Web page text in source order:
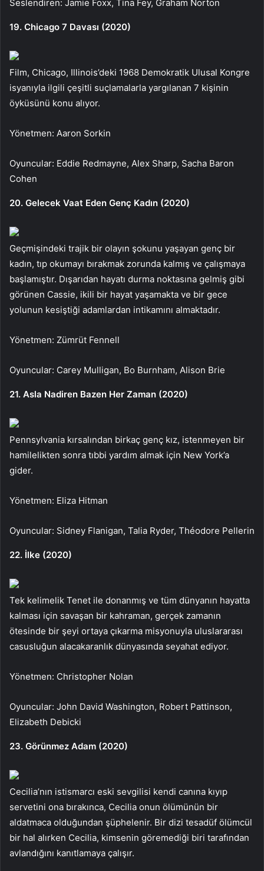
Seslendiren: Jamie Foxx, Tina Fey, Graham Norton
19. Chicago 7 Davası (2020)
Film, Chicago, Illinois’deki 1968 Demokratik Ulusal Kongre
isyanıyla ilgili çeşitli suçlamalarla yargılanan 7 kişinin
öyküsünü konu alıyor.
Yönetmen: Aaron Sorkin
Oyuncular: Eddie Redmayne, Alex Sharp, Sacha Baron
Cohen
20. Gelecek Vaat Eden Genç Kadın (2020)
Geçmişindeki trajik bir olayın şokunu yaşayan genç bir
kadın, tıp okumayı bırakmak zorunda kalmış ve çalışmaya
başlamıştır. Dışarıdan hayatı durma noktasına gelmiş gibi
görünen Cassie, ikili bir hayat yaşamakta ve bir gece
yolunun kesiştiği adamlardan intikamını almaktadır.
Yönetmen: Zümrüt Fennell
Oyuncular: Carey Mulligan, Bo Burnham, Alison Brie
21. Asla Nadiren Bazen Her Zaman (2020)
Pennsylvania kırsalından birkaç genç kız, istenmeyen bir
hamilelikten sonra tıbbi yardım almak için New York’a
gider.
Yönetmen: Eliza Hitman
Oyuncular: Sidney Flanigan, Talia Ryder, Théodore Pellerin
22. İlke (2020)
Tek kelimelik Tenet ile donanmış ve tüm dünyanın hayatta
kalması için savaşan bir kahraman, gerçek zamanın
ötesinde bir şeyi ortaya çıkarma misyonuyla uluslararası
casusluğun alacakaranlık dünyasında seyahat ediyor.
Yönetmen: Christopher Nolan
Oyuncular: John David Washington, Robert Pattinson,
Elizabeth Debicki
23. Görünmez Adam (2020)
Cecilia’nın istismarcı eski sevgilisi kendi canına kıyıp
servetini ona bırakınca, Cecilia onun ölümünün bir
aldatmaca olduğundan şüphelenir. Bir dizi tesadüf ölümcül
bir hal alırken Cecilia, kimsenin göremediği biri tarafından
avlandığını kanıtlamaya çalışır.